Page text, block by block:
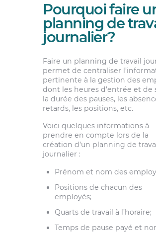
Pourquoi faire
planning de
journalier?
Faire un planning de travail
permet de centraliser
pertinente à la gestion des
dont les heures d’entrée et de
la durée des pauses, les
retards, les positions, etc.
Voici quelques informations à
prendre en compte lors de la
création d’un planning de
journalier :
Prénom et nom des
Positions de chacun des
employés;
Quarts de travail à l’horaire;
Temps de pause payé et